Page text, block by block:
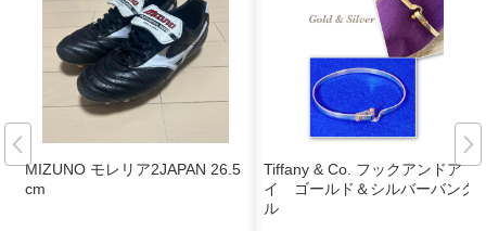
MIZUNO モレリア2JAPAN 26.5
cm
Tiffany & Co. フックアンドア
イ ゴールド＆シルバーバング
ル